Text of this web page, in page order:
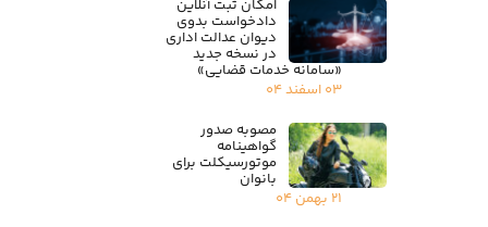
امکان ثبت آنلاین
دادخواست بدوی
دیوان عدالت اداری
در نسخه جدید
«سامانه خدمات قضایی»
۰۳ اسفند ۰۴
مصوبه صدور
گواهینامه
موتورسیکلت برای
بانوان
۲۱ بهمن ۰۴